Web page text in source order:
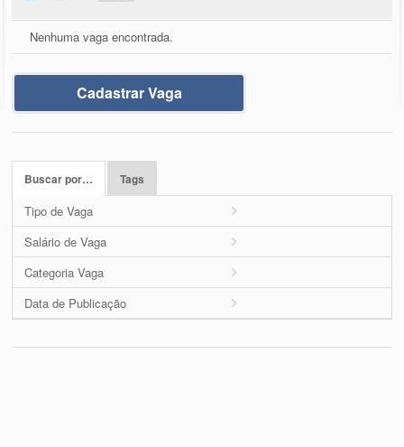
Nenhuma vaga encontrada.
Cadastrar Vaga
Buscar por… Tags
Tipo de Vaga
Salário de Vaga
Categoria Vaga
Data de Publicação